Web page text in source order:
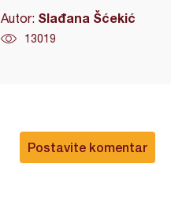
Autor: Slađana Šćekić
13019
Postavite komentar